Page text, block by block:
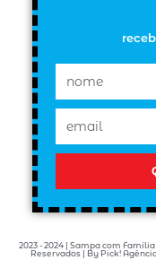
2023 - 2024 | Sampa com
Reservados | By Pick!